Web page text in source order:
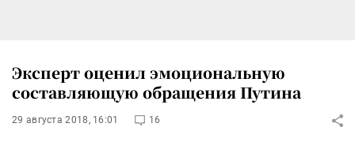
Эксперт оценил эмоциональную
составляющую обращения Путина
29 августа 2018, 16:01 16